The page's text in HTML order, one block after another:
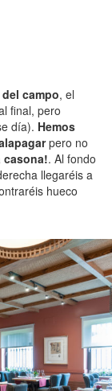
campo, el
final, pero
día). Hemos
pero no
casona!. Al fondo
llegaréis a
hueco